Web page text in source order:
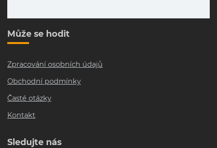
Může se hodit
Zpracování osobních údajů
Obchodní podmínky
Časté otázky
Kontakt
Sledujte nás